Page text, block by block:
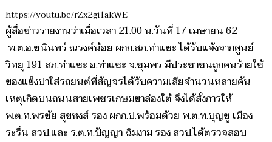
https://youtu.be/rZx2gi1akWE
ผู้สื่อข่าวรายงานว่าเมื่อเวลา 21.00 น.วันที่ 17 เมษายน 62
พ.ต.อ.ชนินทร์ ณรงค์น้อย ผกก.สภ.ท่าแซะ ได้รับแจ้งจากศูนย์
วิทยุ 191 สภ.ท่าแซะ อ.ท่าแซะ จ.ชุมพร มีประชาชนถูกคนร้ายใช้
ของแข็งปาใส่รถยนต์ที่สัญจรได้รับความเสียจำนวนหลายคัน
เหตุเกิดบนถนนสายเพชรเกษมขาล่องใต้ จึงได้สั่งการให้
พ.ต.ท.พรชัย สุขหงส์ รอง ผกก.ป.พร้อมด้วย พ.ต.ท.บุญชู เมือง
ระรื่น สวป.และ ร.ต.ท.ปัญญา ฉิมงาม รอง สวป.ได้ตรวจสอบ